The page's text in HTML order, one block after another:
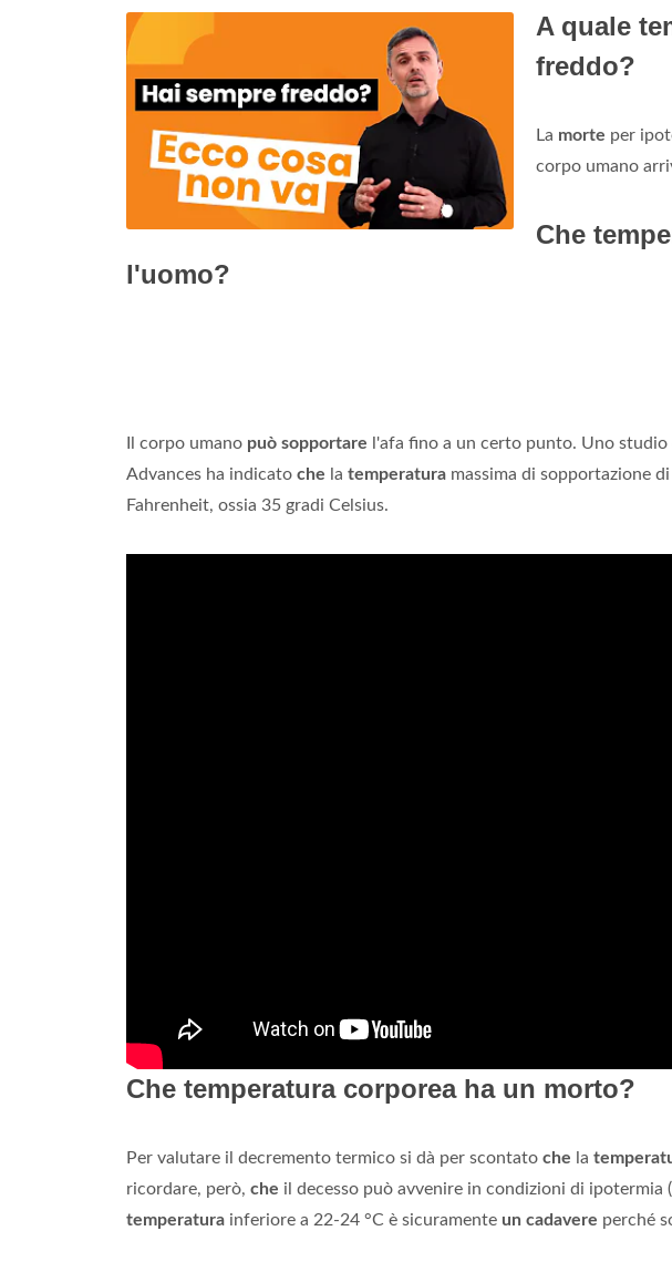
A quale
freddo?
La morte per
corpo umano
Che
l'uomo?
Il corpo umano può sopportare l'afa fino a un certo punto. Uno
Advances ha indicato che la temperatura massima di sopportazione
Fahrenheit, ossia 35 gradi Celsius.
Che temperatura corporea ha un morto?
Per valutare il decremento termico si dà per scontato che la
ricordare, però, che il decesso può avvenire in condizioni di ipotermia
temperatura inferiore a 22-24 °C è sicuramente un cadavere perché